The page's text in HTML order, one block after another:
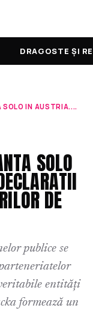
DRAGOSTE ȘI
SOLO IN AUSTRIA....
SOLO
DE
publice se
entități
formează un